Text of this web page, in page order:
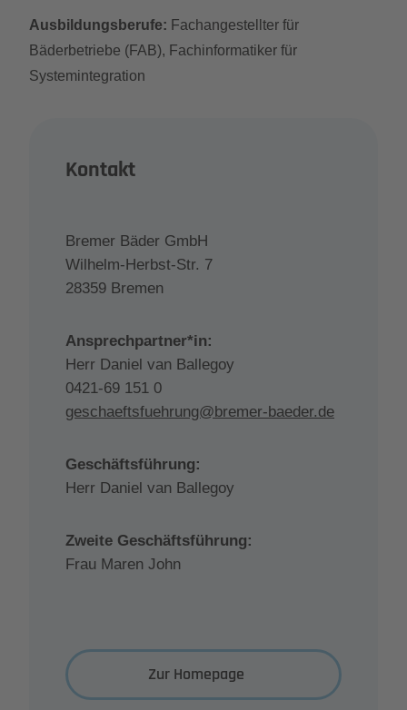
Ausbildungsberufe: Fachangestellter für
Bäderbetriebe (FAB), Fachinformatiker für
Systemintegration
Kontakt
Bremer Bäder GmbH
Wilhelm-Herbst-Str. 7
28359 Bremen
Ansprechpartner*in:
Herr Daniel van Ballegoy
0421-69 151 0
geschaeftsfuehrung@bremer-baeder.de
Geschäftsführung:
Herr Daniel van Ballegoy
Zweite Geschäftsführung:
Frau Maren John
Zur Homepage